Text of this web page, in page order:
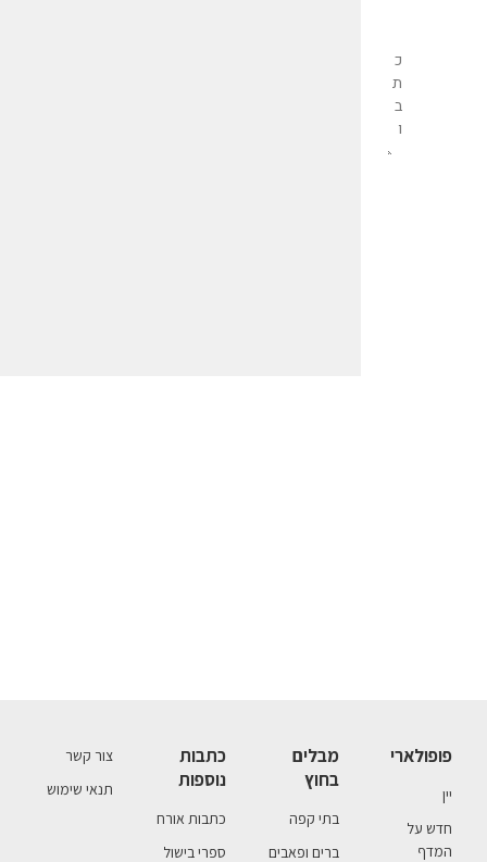
פופולארי
יין
חדש על
המדף
מבלים
בחוץ
בתי קפה
ברים ופאבים
כתבות
נוספות
כתבות אורח
ספרי בישול
צור קשר
תנאי שימוש